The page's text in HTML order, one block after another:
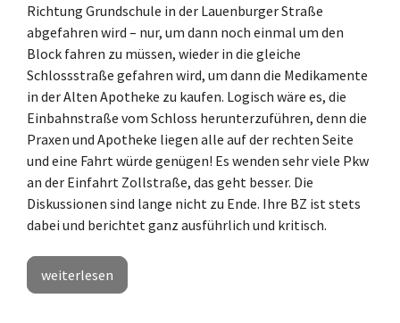
Richtung Grundschule in der Lauenburger Straße
abgefahren wird – nur, um dann noch einmal um den
Block fahren zu müssen, wieder in die gleiche
Schlossstraße gefahren wird, um dann die Medikamente
in der Alten Apotheke zu kaufen. Logisch wäre es, die
Einbahnstraße vom Schloss herunterzuführen, denn die
Praxen und Apotheke liegen alle auf der rechten Seite
und eine Fahrt würde genügen! Es wenden sehr viele Pkw
an der Einfahrt Zollstraße, das geht besser. Die
Diskussionen sind lange nicht zu Ende. Ihre BZ ist stets
dabei und berichtet ganz ausführlich und kritisch.
weiterlesen